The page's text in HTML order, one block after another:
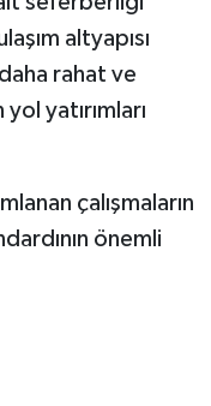
altyapısı
rahat ve
yatırımları
çalışmaların
önemli